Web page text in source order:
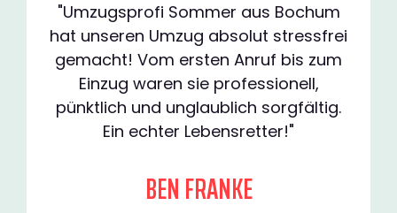
"Umzugsprofi Sommer aus Bochum
hat unseren Umzug absolut stressfrei
gemacht! Vom ersten Anruf bis zum
Einzug waren sie professionell,
pünktlich und unglaublich sorgfältig.
Ein echter Lebensretter!"
BEN FRANKE